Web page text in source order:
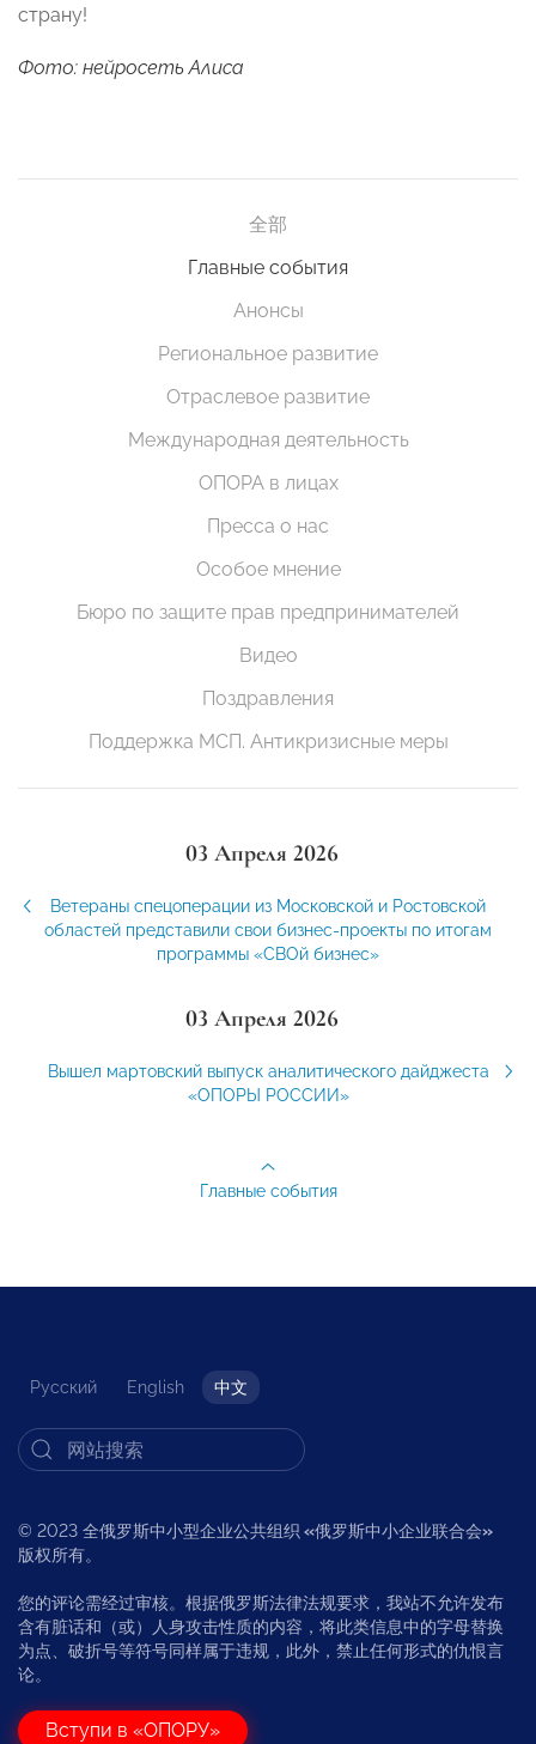
страну!
Фото: нейросеть Алиса
全部
Главные события
Анонсы
Региональное развитие
Отраслевое развитие
Международная деятельность
ОПОРА в лицах
Пресса о нас
Особое мнение
Бюро по защите прав предпринимателей
Видео
Поздравления
Поддержка МСП. Антикризисные меры
03 Апреля 2026
Ветераны спецоперации из Московской и Ростовской
областей представили свои бизнес-проекты по итогам
программы «СВОй бизнес»
03 Апреля 2026
Вышел мартовский выпуск аналитического дайджеста
«ОПОРЫ РОССИИ»
Главные события
Русский English 中文
© 2023 全俄罗斯中小型企业公共组织 «俄罗斯中小企业联合会»
版权所有。
您的评论需经过审核。根据俄罗斯法律法规要求，我站不允许发布
含有脏话和（或）人身攻击性质的内容，将此类信息中的字母替换
为点、破折号等符号同样属于违规，此外，禁止任何形式的仇恨言
论。
Вступи в «ОПОРУ»